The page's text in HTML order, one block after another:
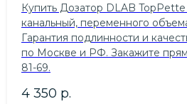
Купить Дозатор DLAB TopPette
канальный, переменного
Гарантия подлинности и
по Москве и РФ. Закажите
81-69.
4 350 р.